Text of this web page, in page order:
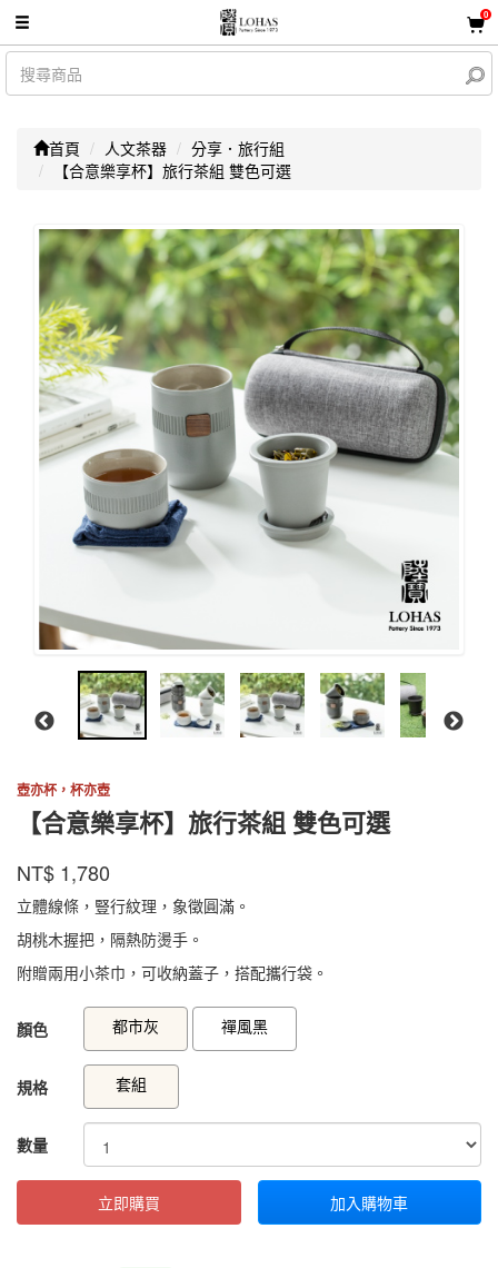
0
首頁 人文茶器
分享．旅行組
【合意樂享杯】旅行茶組 雙色可選
壺亦杯，杯亦壺
【合意樂享杯】旅行茶組 雙色可選
商品代號 HYLXB001HS
HYLXB001HS
品牌
寶
NT$ 1,780
立體線條，豎行紋理，象徵圓滿。
胡桃木握把，隔熱防燙手。
附贈兩用小茶巾，可收納蓋子，搭配攜行袋。
GOODS000000000000000002575
顏色 都市灰 禪風黑
規格 套組
數量
立即購買 加入購物車